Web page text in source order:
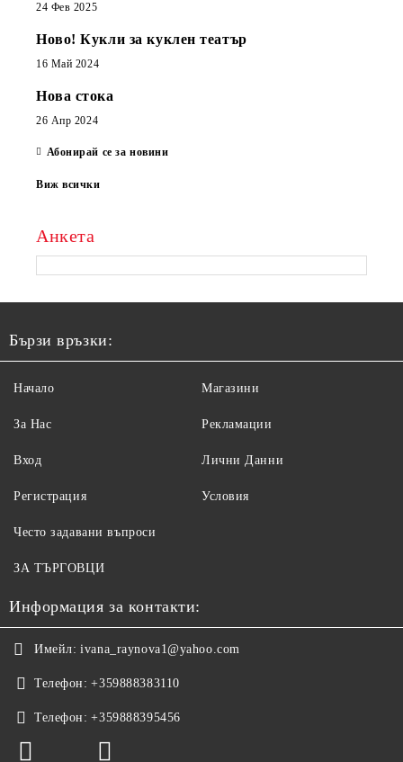
24 Фев 2025
Ново! Кукли за куклен театър
16 Май 2024
Нова стока
26 Апр 2024
Абонирай се за новини
Виж всички
Анкета
Бързи връзки:
Начало
За Нас
Вход
Регистрация
Магазини
Рекламации
Лични Данни
Условия
Често задавани въпроси
ЗА ТЪРГОВЦИ
Информация за контакти:
Имейл: ivana_raynova1@yahoo.com
Телефон: +359888383110
Телефон: +359888395456